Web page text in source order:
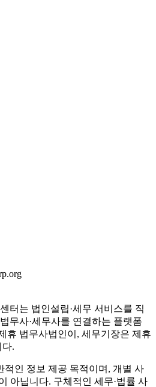
터는 법인설립·세무 서비스를 직
무사·세무사를 연결하는 플랫폼
휴 법무사법인이, 세무기장은 제휴
.
적인 정보 제공 목적이며, 개별 사
아닙니다. 구체적인 세무·법률 사